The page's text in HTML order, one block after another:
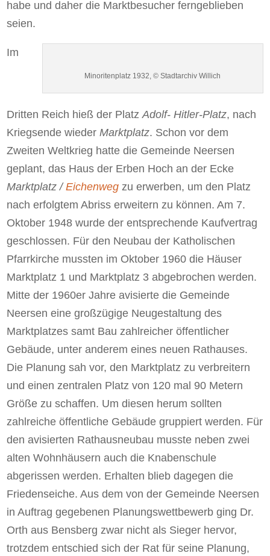
habe und daher die Marktbesucher ferngeblieben
seien.
Minoritenplatz 1932, © Stadtarchiv Willich
Im
Dritten Reich hieß der PlatzAdolf- Hitler-Platz, nach
Kriegsende wiederMarktplatz. Schon vor dem
Zweiten Weltkrieg hatte die Gemeinde Neersen
geplant, das Haus der Erben Hoch an der Ecke
Marktplatz /Eichenweg zu erwerben, um den Platz
nach erfolgtem Abriss erweitern zu können. Am 7.
Oktober 1948 wurde der entsprechende Kaufvertrag
geschlossen. Für den Neubau der Katholischen
Pfarrkirche mussten im Oktober 1960 die Häuser
Marktplatz 1 und Marktplatz 3 abgebrochen werden.
Mitte der 1960er Jahre avisierte die Gemeinde
Neersen eine großzügige Neugestaltung des
Marktplatzes samt Bau zahlreicher öffentlicher
Gebäude, unter anderem eines neuen Rathauses.
Die Planung sah vor, den Marktplatz zu verbreitern
und einen zentralen Platz von 120 mal 90 Metern
Größe zu schaffen. Um diesen herum sollten
zahlreiche öffentliche Gebäude gruppiert werden. Für
den avisierten Rathausneubau musste neben zwei
alten Wohnhäusern auch die Knabenschule
abgerissen werden. Erhalten blieb dagegen die
Friedenseiche. Aus dem von der Gemeinde Neersen
in Auftrag gegebenen Planungswettbewerb ging Dr.
Orth aus Bensberg zwar nicht als Sieger hervor,
trotzdem entschied sich der Rat für seine Planung,